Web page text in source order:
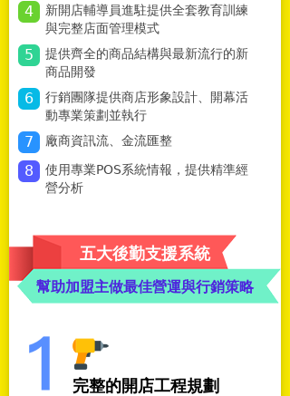
4
新開店輔導員進駐提供全套教育訓練
與完整店面管理模式
5
提供齊全的商品結構與最新流行的新
商品開發
6
行銷團隊提供商店形象設計、開幕活
動專業策劃並執行
7 廠商資訊流、金流匯整
8
使用專業POS系統情報，提供精準經
營分析
五大後勤支援系統
幫助加盟主做最佳營運與行銷策略
完整的開店工程規劃